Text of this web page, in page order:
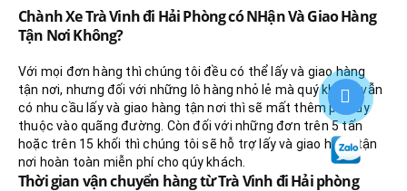
Chành Xe Trà Vinh đi Hải Phòng có NHận Và Giao Hàng
Tận Nơi Không?
Với mọi đơn hàng thì chúng tôi đều có thể lấy và giao hàng
tận nơi, nhưng đối với những lô hàng nhỏ lẻ mà quý khách vẫn
có nhu cầu lấy và giao hàng tận nơi thì sẽ mất thêm phí tùy
thuộc vào quãng đường. Còn đối với những đơn trên 5 tấn
hoặc trên 15 khối thì chúng tôi sẽ hỗ trợ lấy và giao hàng tận
nơi hoàn toàn miễn phí cho qúy khách.
Thời gian vận chuyển hàng từ Trà Vinh đi Hải phòng